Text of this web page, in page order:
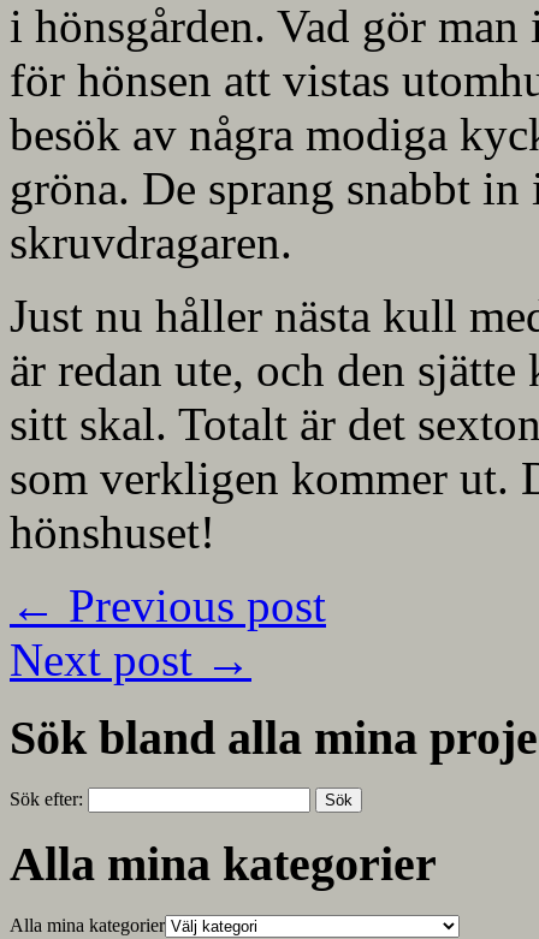
i hönsgården. Vad gör
för hönsen att vistas
besök av några modiga
gröna. De sprang snabbt
skruvdragaren.
Just nu håller nästa kull
är redan ute, och den
sitt skal. Totalt är det
som verkligen kommer ut.
hönshuset!
← Previous post
Next post →
Sök bland alla mina
Sök efter:
Alla mina kategorier
Alla mina kategorier